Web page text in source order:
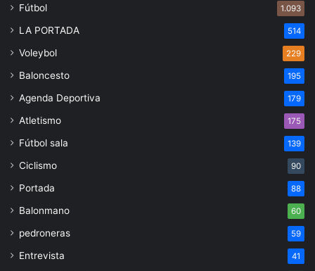
Fútbol 1.093
LA PORTADA 514
Voleybol 229
Baloncesto 195
Agenda Deportiva 179
Atletismo 175
Fútbol sala 139
Ciclismo 90
Portada 88
Balonmano 60
pedroneras 59
Entrevista 41